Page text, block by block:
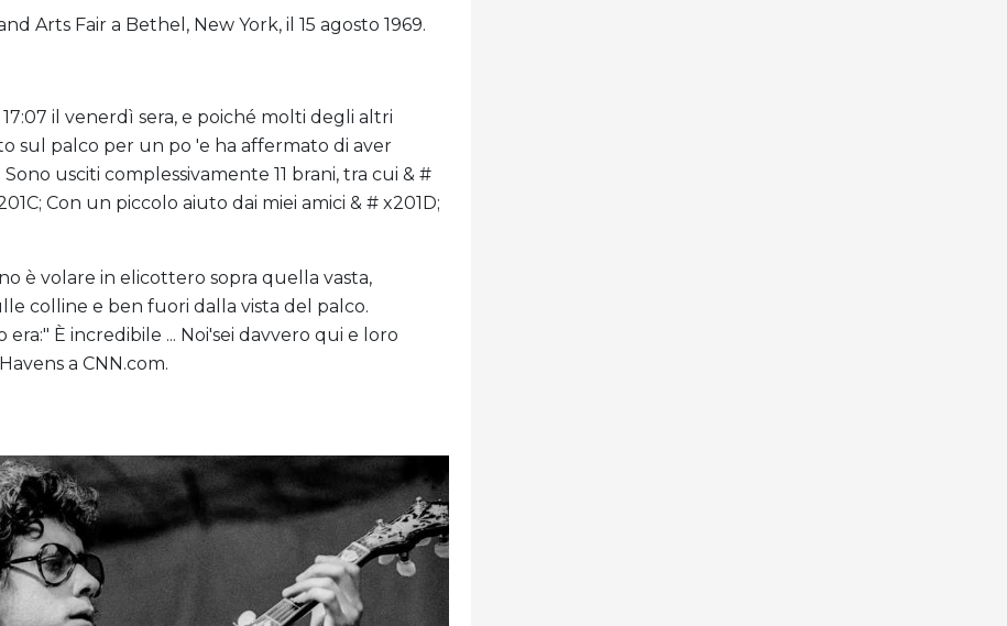
Arts Fair a Bethel, New York, il 15 agosto 1969.
il venerdì sera, e poiché molti degli altri
sul palco per un po 'e ha affermato di aver
usciti complessivamente 11 brani, tra cui & #
Con un piccolo aiuto dai miei amici & # x201D;
è volare in elicottero sopra quella vasta,
colline e ben fuori dalla vista del palco.
È incredibile ... Noi'sei davvero qui e loro
a CNN.com.